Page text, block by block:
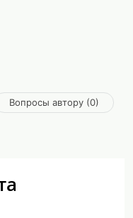
Вопросы автору (0)